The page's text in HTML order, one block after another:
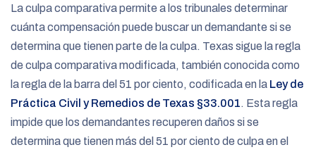
La culpa comparativa permite a los tribunales determinar
cuánta compensación puede buscar un demandante si se
determina que tienen parte de la culpa. Texas sigue la regla
de culpa comparativa modificada, también conocida como
la regla de la barra del 51 por ciento, codificada en la Ley de
Práctica Civil y Remedios de Texas §33.001. Esta regla
impide que los demandantes recuperen daños si se
determina que tienen más del 51 por ciento de culpa en el